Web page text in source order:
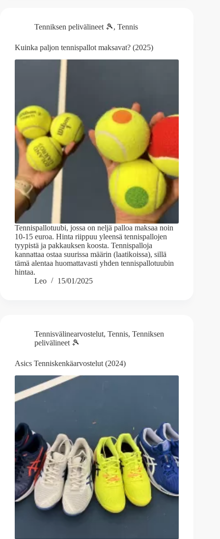
Tenniksen pelivälineet 🎾, Tennis
Kuinka paljon tennispallot maksavat? (2025)
Tennispallotuubi, jossa on neljä palloa maksaa noin
10-15 euroa. Hinta riippuu yleensä tennispallojen
tyypistä ja pakkauksen koosta. Tennispalloja
kannattaa ostaa suurissa määrin (laatikoissa), sillä
tämä alentaa huomattavasti yhden tennispallotuubin
hintaa.
Leo
15/01/2025
Tennisvälinearvostelut, Tennis, Tenniksen
pelivälineet 🎾
Asics Tenniskenkäarvostelut (2024)